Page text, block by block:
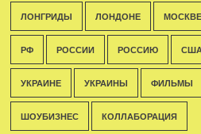
ЛОНГРИДЫ ЛОНДОНЕ МОСКВЕ
РФ РОССИИ РОССИЮ
УКРАИНЕ УКРАИНЫ ФИЛЬМЫ
ШОУБИЗНЕС КОЛЛАБОРАЦИЯ